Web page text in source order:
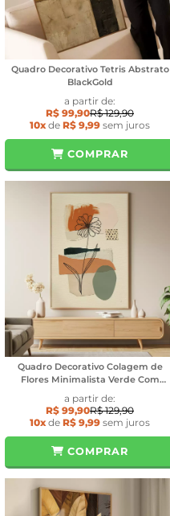
Quadro Decorativo Tetris Abstrato
BlackGold
a partir de:
R$ 99,90R$ 129,90
10x de R$ 9,99 sem juros
COMPRAR
Quadro Decorativo Colagem de
Flores Minimalista Verde Com
a partir de:
R$ 99,90R$ 129,90
10x de R$ 9,99 sem juros
COMPRAR